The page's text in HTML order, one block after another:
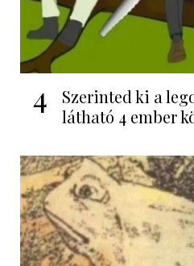
4
Szerinted ki a
látható 4 ember